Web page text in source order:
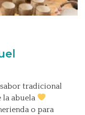
sabor tradicional
la abuela
o para